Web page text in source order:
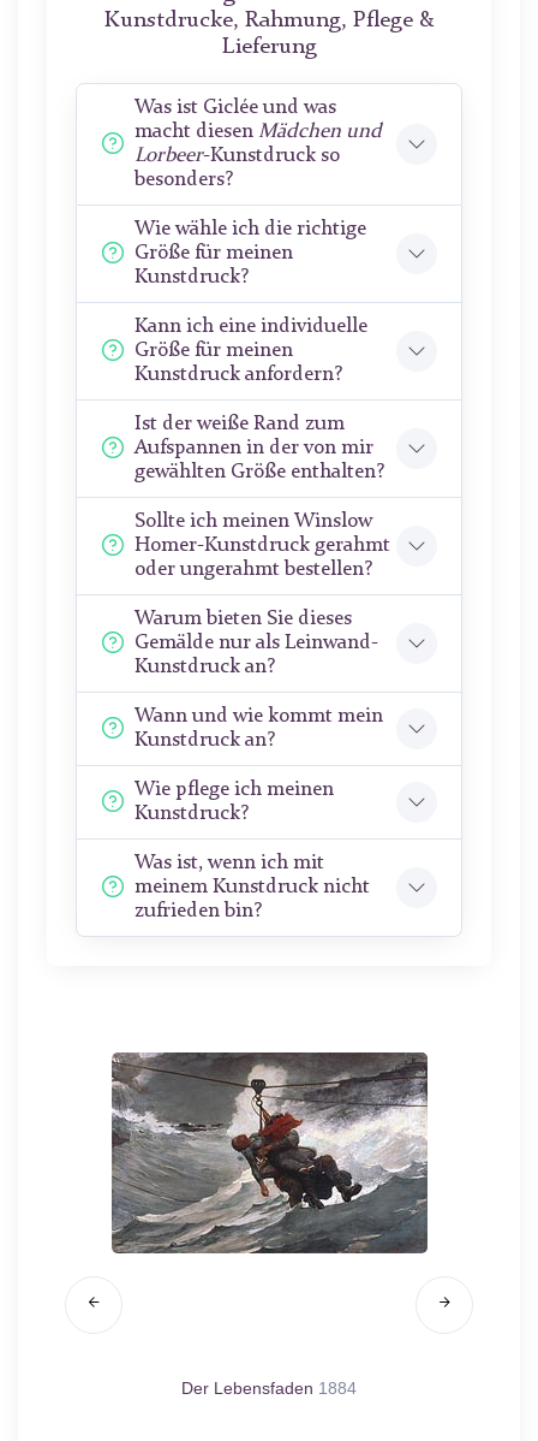
Kunstdrucke, Rahmung, Pflege &
Lieferung
Was ist Giclée und was
macht diesen Mädchen und
Lorbeer-Kunstdruck so
besonders?
Wie wähle ich die richtige
Größe für meinen
Kunstdruck?
Kann ich eine individuelle
Größe für meinen
Kunstdruck anfordern?
Ist der weiße Rand zum
Aufspannen in der von mir
gewählten Größe enthalten?
Sollte ich meinen Winslow
Homer-Kunstdruck gerahmt
oder ungerahmt bestellen?
Warum bieten Sie dieses
Gemälde nur als Leinwand-
Kunstdruck an?
Wann und wie kommt mein
Kunstdruck an?
Wie pflege ich meinen
Kunstdruck?
Was ist, wenn ich mit
meinem Kunstdruck nicht
zufrieden bin?
Der Lebensfaden 1884